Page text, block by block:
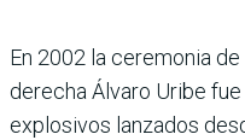
En 2002 la ceremonia
derecha Álvaro Uribe
explosivos lanzados